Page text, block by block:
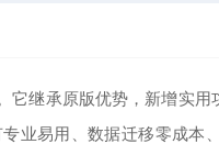
它继承原版优势，新增实
业易用、数据迁移零成本